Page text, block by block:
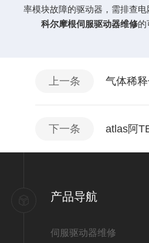
率模块故障的驱动器，需排查
科尔摩根伺服驱动器维修的
上一条 气体稀
下一条 atlas阿
产品导航
伺服驱动器维修